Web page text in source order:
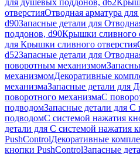
для душевых поддонов, d62
отверстияОтводная арматура
d90Запасные детали для
поддонов, d90Крышки сливного
для Крышки сливного отверстия
d52Запасные детали для
поворотным механизмом
механизмомДекоративные
механизмаЗапасные детали для
поворотного механизмаС
подводомЗапасные детали для
подводомС системой нажатия
детали для С системой нажатия
PushControlДекоративные
кнопки PushControlЗапасные